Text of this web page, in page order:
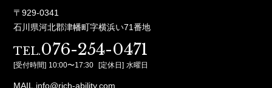
〒929-0341
石川県河北郡津幡町字横浜い71番地
TEL.076-254-0471
[受付時間] 10:00〜17:30 [定休日] 水曜日
MAIL.info@rich-ability.com